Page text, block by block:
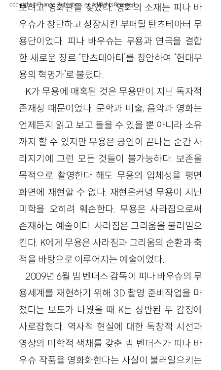
보려고 영화관을 찾았다. 영화의 소재는 피나 바
우슈가 창단하고 성장시킨 부퍼탈 탄츠테아터 무
용단이었다. 피나 바우슈는 무용과 연극을 결합
한 새로운 장르 ‘탄츠테아터’를 창안하여 ‘현대무
용의 혁명가’로 불렸다.
K가 무용에 매혹된 것은 무용만이 지닌 독자적
존재성 때문이었다. 문학과 미술, 음악과 영화는
언제든지 읽고 보고 들을 수 있을 뿐 아니라 소유
까지 할 수 있지만 무용은 공연이 끝나는 순간 사
라지기에 그런 모든 것들이 불가능하다. 보존을
목적으로 촬영한다 해도 무용의 입체성을 평면
화면에 재현할 수 없다. 재현은커녕 무용이 지닌
미학을 오히려 훼손한다. 무용은 사라짐으로써
존재하는 예술이다. 사라짐은 그리움을 불러일으
킨다. K에게 무용은 사라짐과 그리움의 순환과 축
적을 바탕으로 이루어지는 예술이었다.
2009년 6월 빔 벤더스 감독이 피나 바우슈의 무
용세계를 재현하기 위해 3D 촬영 준비작업을 마
쳤다는 보도가 나왔을 때 K는 상반된 두 감정에
사로잡혔다. 역사적 현실에 대한 독창적 시선과
영상의 미학적 색채를 갖춘 빔 벤더스가 피나 바
우슈 작품을 영화화한다는 사실이 불러일으키는
copyright © Changbi Publishers, inc. All Rights Reserved.